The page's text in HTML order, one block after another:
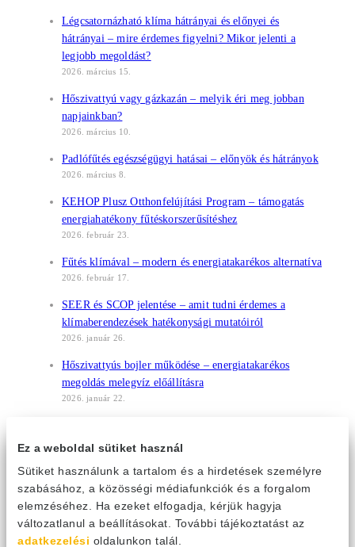
Ez a weboldal sütiket használ
Sütiket használunk a tartalom és a hirdetések személyre
szabásához, a közösségi médiafunkciók és a forgalom
elemzéséhez. Ha ezeket elfogadja, kérjük hagyja
változatlanul a beállításokat. További tájékoztatást az
adatkezelési oldalunkon talál.
Légcsatornázható klíma hátrányai és előnyei és
hátrányai – mire érdemes figyelni? Mikor jelenti a
legjobb megoldást?
2026. március 15.
Hőszivattyú vagy gázkazán – melyik éri meg jobban
napjainkban?
2026. március 10.
Padlófűtés egészségügyi hatásai – előnyök és hátrányok
2026. március 8.
KEHOP Plusz Otthonfelújítási Program – támogatás
energiahatékony fűtéskorszerűsítéshez
2026. február 23.
Fűtés klímával – modern és energiatakarékos alternatíva
2026. február 17.
SEER és SCOP jelentése – amit tudni érdemes a
klímaberendezések hatékonysági mutatóiról
2026. január 26.
Hőszivattyús bojler működése – energiatakarékos
megoldás melegvíz előállításra
2026. január 22.
elérhető a regisztrációhoz kötött feltételekkel
Újdonság a Gree Magyarország weboldalán: mostantól a
3D megjelenítés is segít a klímaválasztásban
2025. december 16.